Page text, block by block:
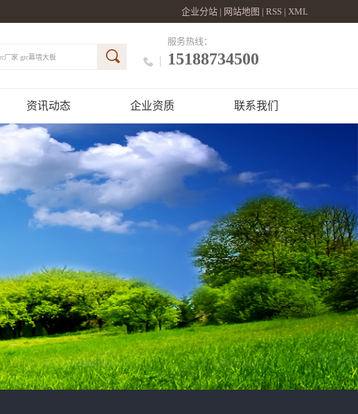
企业分站 | 网站地图 | RSS | XML
服务热线：
15188734500
厂家 grc幕墙大板
资讯动态 企业资质 联系我们